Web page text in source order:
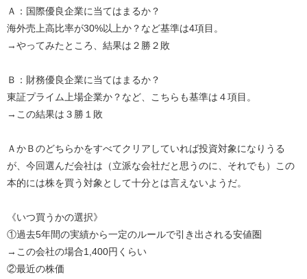
Ａ：国際優良企業に当てはまるか？
海外売上高比率が30%以上か？など基準は4項目。
→やってみたところ、結果は２勝２敗
Ｂ：財務優良企業に当てはまるか？
東証プライム上場企業か？など、こちらも基準は４項目。
→この結果は３勝１敗
ＡかＢのどちらかをすべてクリアしていれば投資対象になりうる
が、今回選んだ会社は（立派な会社だと思うのに、それでも）この
本的には株を買う対象として十分とは言えないようだ。
《いつ買うかの選択》
①過去5年間の実績から一定のルールで引き出される安値圏
→この会社の場合1,400円くらい
②最近の株価